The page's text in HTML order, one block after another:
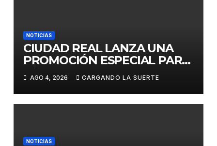
NOTICIAS
CIUDAD REAL LANZA UNA
PROMOCIÓN ESPECIAL PARA
JÓVENES MENORES DE 25
AÑOS EN LAS DOS GRANDES
CITAS DEL ABONO
AGO 4, 2026 CARGANDO LA SUERTE
NOTICIAS